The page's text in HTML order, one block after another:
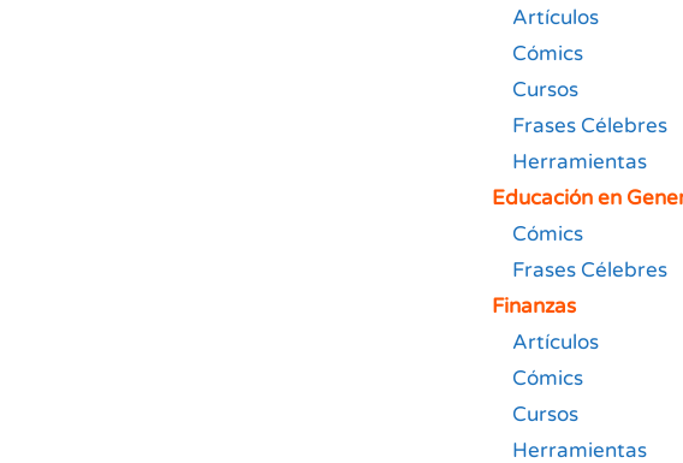
Artículos
Cómics
Cursos
Frases Célebres
Herramientas
Educación en
Cómics
Frases Célebres
Finanzas
Artículos
Cómics
Cursos
Herramientas